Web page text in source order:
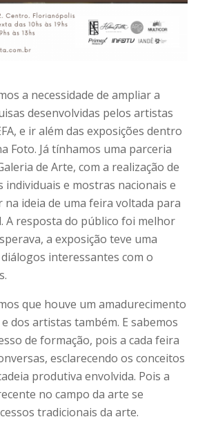
a necessidade de ampliar a
desenvolvidas pelos artistas
e ir além das exposições dentro
Foto. Já tínhamos uma parceria
de Arte, com a realização de
individuais e mostras nacionais e
ideia de uma feira voltada para
A resposta do público foi melhor
a exposição teve uma
interessantes com o
que houve um amadurecimento
dos artistas também. E sabemos
de formação, pois a cada feira
esclarecendo os conceitos
produtiva envolvida. Pois a
no campo da arte se
tradicionais da arte.